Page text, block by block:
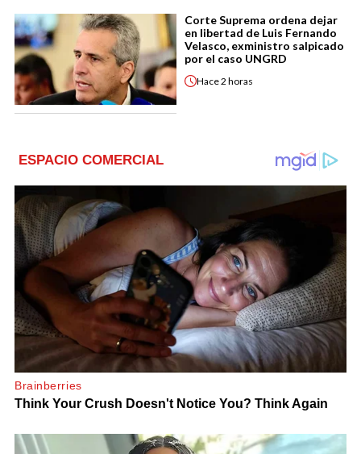
Corte Suprema ordena dejar
en libertad de Luis Fernando
Velasco, exministro salpicado
por el caso UNGRD
Hace2 horas